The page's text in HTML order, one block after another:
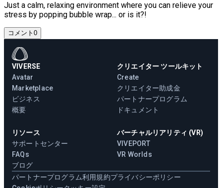
Just a calm, relaxing environment where you can relieve your
stress by popping bubble wrap... or is it?!
コメント 0
VIVERSE
Avatar
Marketplace
ビジネス
概要
クリエイター ツールキット
Create
クリエイター助成金
パートナープログラム
ドキュメント
リソース
サポートセンター
FAQs
ブログ
バーチャルリアリティ (VR)
VIVEPORT
VR Worlds
パートナープログラム利用規約プライバシーポリシー